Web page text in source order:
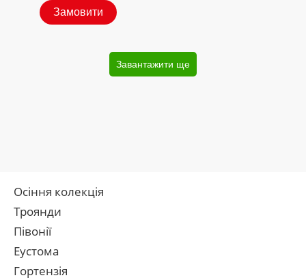
Замовити
Завантажити ще
Осіння колекція
Троянди
Півонії
Еустома
Гортензія